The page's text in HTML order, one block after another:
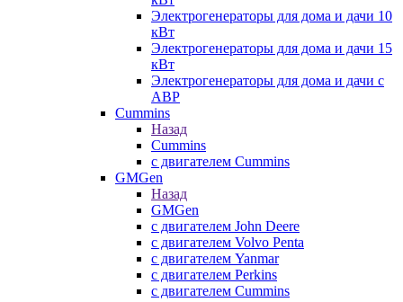
Электрогенераторы для дома и дачи 10
кВт
Электрогенераторы для дома и дачи 15
кВт
Электрогенераторы для дома и дачи с
АВР
Cummins
Назад
Cummins
с двигателем Cummins
GMGen
Назад
GMGen
с двигателем John Deere
с двигателем Volvo Penta
с двигателем Yanmar
с двигателем Perkins
с двигателем Cummins